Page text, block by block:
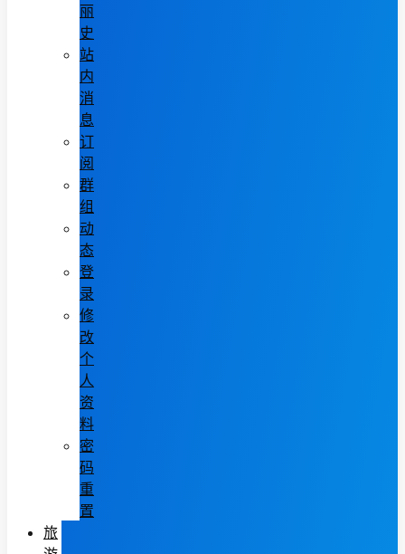
丽
史
站
内
消
息
订
阅
群
组
动
态
登
录
修
改
个
人
资
料
密
码
重
置
旅